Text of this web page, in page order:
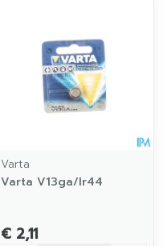
Varta
Varta V13ga/lr44
€ 2,11